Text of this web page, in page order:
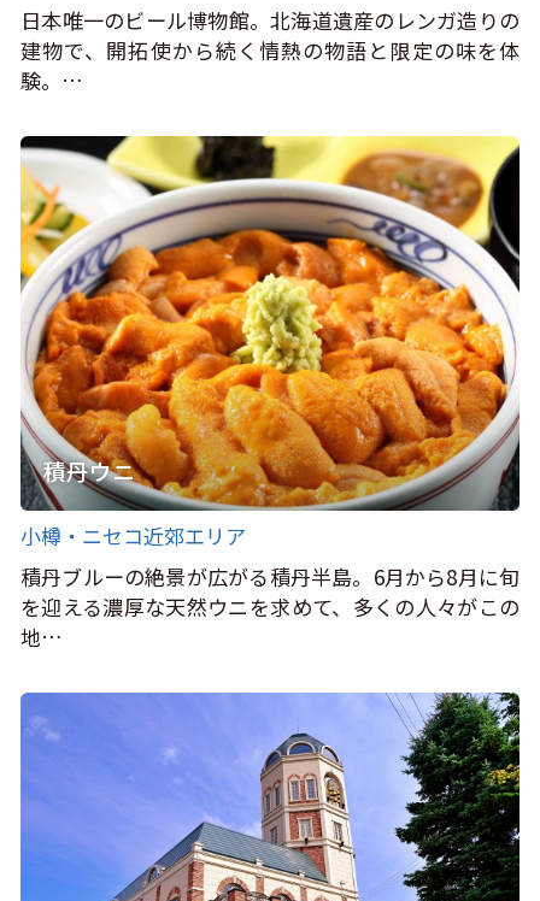
日本唯一のビール博物館。北海道遺産のレンガ造りの
建物で、開拓使から続く情熱の物語と限定の味を体
験。…
積丹ウニ
小樽・ニセコ近郊エリア
積丹ブルーの絶景が広がる積丹半島。6月から8月に旬
を迎える濃厚な天然ウニを求めて、多くの人々がこの
地…